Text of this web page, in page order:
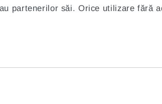
partenerilor săi. Orice utilizare fără